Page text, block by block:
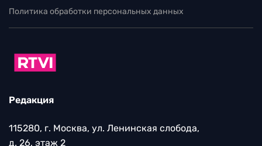
Политика обработки персональных данных
Редакция
115280, г. Москва, ул. Ленинская слобода,
д. 26, этаж 2